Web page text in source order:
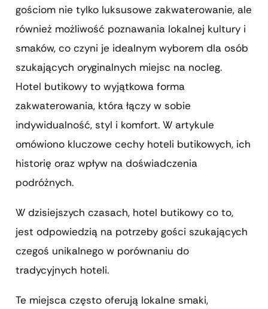
gościom nie tylko luksusowe zakwaterowanie, ale
również możliwość poznawania lokalnej kultury i
smaków, co czyni je idealnym wyborem dla osób
szukających oryginalnych miejsc na nocleg.
Hotel butikowy to wyjątkowa forma
zakwaterowania, która łączy w sobie
indywidualność, styl i komfort. W artykule
omówiono kluczowe cechy hoteli butikowych, ich
historię oraz wpływ na doświadczenia
podróżnych.
W dzisiejszych czasach, hotel butikowy co to,
jest odpowiedzią na potrzeby gości szukających
czegoś unikalnego w porównaniu do
tradycyjnych hoteli.
Te miejsca często oferują lokalne smaki,